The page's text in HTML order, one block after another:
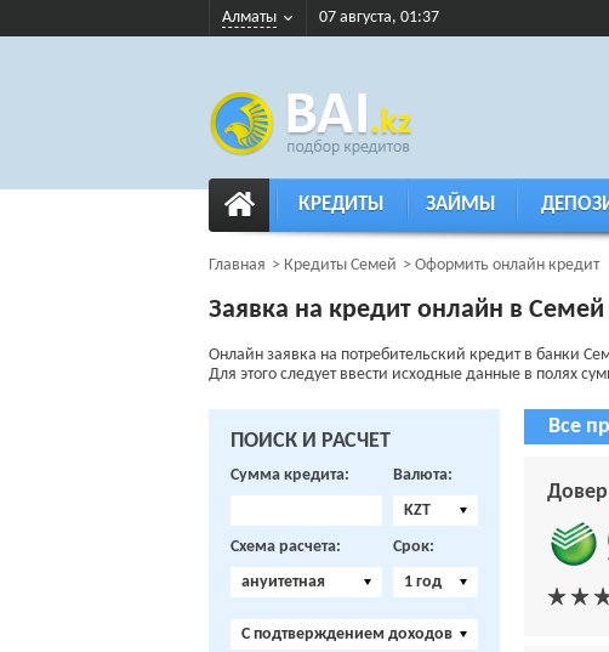
Алматы 07 августа, 01:37
КРЕДИТЫ ЗАЙМЫ
Главная Кредиты Семей Оформить онлайн кредит
Заявка на кредит онлайн в Семей
Онлайн заявка на потребительский кредит в банки
Для этого следует ввести исходные данные в полях
Все
ПОИСК И РАСЧЕТ
Сумма кредита:
Валюта:
KZT
Схема расчета:
ануитетная
Срок:
1 год
C подтверждением доходов